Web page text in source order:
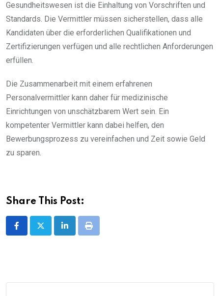
Gesundheitswesen ist die Einhaltung von Vorschriften und
Standards. Die Vermittler müssen sicherstellen, dass alle
Kandidaten über die erforderlichen Qualifikationen und
Zertifizierungen verfügen und alle rechtlichen Anforderungen
erfüllen.
Die Zusammenarbeit mit einem erfahrenen
Personalvermittler kann daher für medizinische
Einrichtungen von unschätzbarem Wert sein. Ein
kompetenter Vermittler kann dabei helfen, den
Bewerbungsprozess zu vereinfachen und Zeit sowie Geld
zu sparen.
Share This Post:
LinkedInPrint